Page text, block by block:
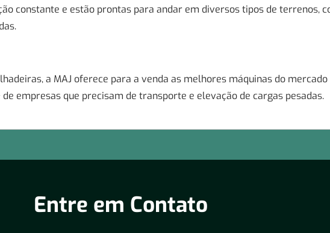
constante e estão prontas para andar em diversos tipos de terrenos,
a MAJ oferece para a venda as melhores máquinas do
empresas que precisam de transporte e elevação de cargas pesadas.
Entre em Contato